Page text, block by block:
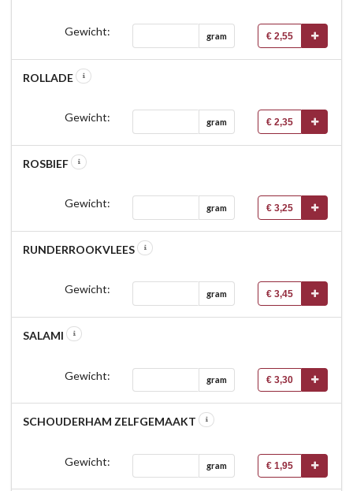
Gewicht: gram € 2,55
ROLLADE
Gewicht: gram € 2,35
ROSBIEF
Gewicht: gram € 3,25
RUNDERROOKVLEES
Gewicht: gram € 3,45
SALAMI
Gewicht: gram € 3,30
SCHOUDERHAM ZELFGEMAAKT
Gewicht: gram € 1,95